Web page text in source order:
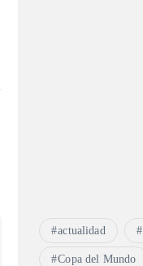
actualidad
Copa del Mundo